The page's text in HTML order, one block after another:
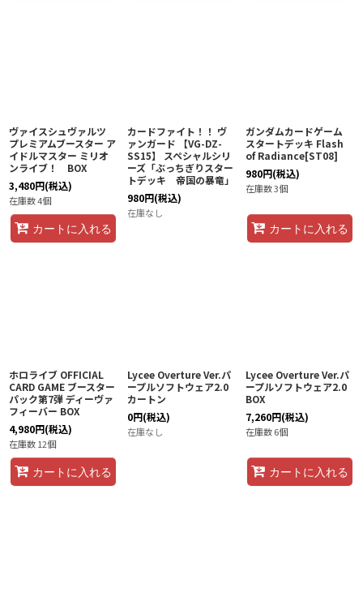
ヴァイスシュヴァルツ
プレミアムブースター ア
イドルマスター ミリオ
ンライブ！ BOX
3,480円(税込)
在庫数 4個
カートに入れる
カードファイト！！ ヴ
ァンガード 【VG-DZ-
SS15】 スペシャルシリ
ーズ「ぶっちぎりスター
トデッキ 帝国の暴竜」
980円(税込)
在庫なし
ガンダムカードゲーム
スタートデッキ Flash
of Radiance[ST08]
980円(税込)
在庫数 3個
カートに入れる
ホロライブ OFFICIAL
CARD GAME ブースター
パック第7弾 ディーヴァ
フィーバー BOX
4,980円(税込)
在庫数 12個
カートに入れる
Lycee Overture Ver.パ
ープルソフトウェア2.0
カートン
0円(税込)
在庫なし
Lycee Overture Ver.パ
ープルソフトウェア2.0
BOX
7,260円(税込)
在庫数 6個
カートに入れる